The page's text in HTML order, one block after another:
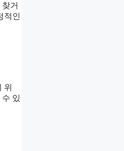
거
적인
위
있